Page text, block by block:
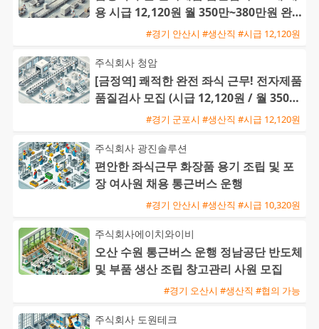
용 시급 12,120원 월 350만~380만원 완
전 좌식 근무#경기 안산시 #생산직 #시급 12,120원
주식회사 청암
[금정역] 쾌적한 완전 좌식 근무! 전자제품
품질검사 모집 (시급 12,120원 / 월 350만
~380만원)#경기 군포시 #생산직 #시급 12,120원
주식회사 광진솔루션
편안한 좌식근무 화장품 용기 조립 및 포
장 여사원 채용 통근버스 운행
#경기 안산시 #생산직 #시급 10,320원
주식회사에이치와이비
오산 수원 통근버스 운행 정남공단 반도체
및 부품 생산 조립 창고관리 사원 모집
#경기 오산시 #생산직 #협의 가능
주식회사 도원테크